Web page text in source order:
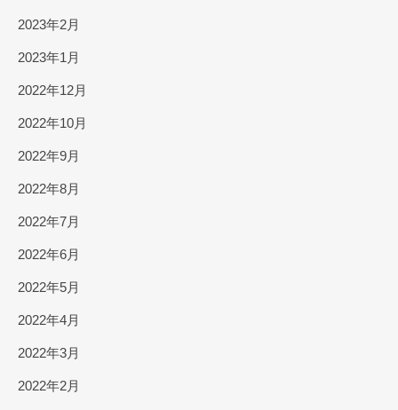
2023年2月
2023年1月
2022年12月
2022年10月
2022年9月
2022年8月
2022年7月
2022年6月
2022年5月
2022年4月
2022年3月
2022年2月